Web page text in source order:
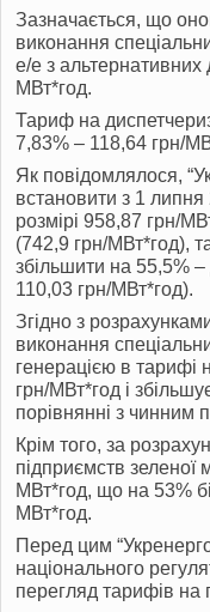
Зазначається, що
виконання
е/е з
МВт*год.
Тариф на
7,83% – 118,64 грн/
Як повідомлялося,
встановити з 1
розмірі 958,87 грн/
(742,9 грн/МВт*год),
збільшити на 55,5%
110,03 грн/МВт*год).
Згідно з
виконання
генерацією в тарифі
грн/МВт*год і
порівнянні з чинним
Крім того, за
підприємств зеленої
МВт*год, що на 53%
МВт*год.
Перед цим
національного
перегляд тарифів на